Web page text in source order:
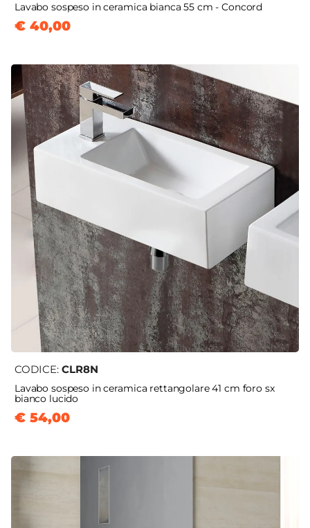
Lavabo sospeso in ceramica bianca 55 cm - Concord
€ 40,00
CODICE: CLR8N
Lavabo sospeso in ceramica rettangolare 41 cm foro sx
bianco lucido
€ 54,00